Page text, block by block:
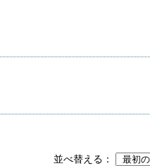
並べ替える